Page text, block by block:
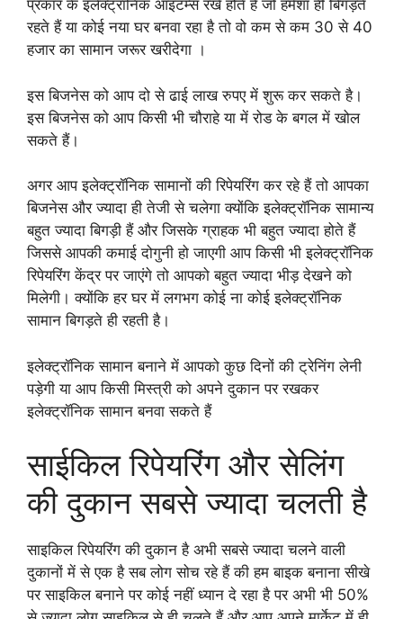
प्रकार के इलेक्ट्रॉनिक आइटम्स रखे होते हैं जो हमेशा ही बिगड़ते
रहते हैं या कोई नया घर बनवा रहा है तो वो कम से कम 30 से 40
हजार का सामान जरूर खरीदेगा ।
इस बिजनेस को आप दो से ढाई लाख रुपए में शुरू कर सकते है।
इस बिजनेस को आप किसी भी चौराहे या में रोड के बगल में खोल
सकते हैं।
अगर आप इलेक्ट्रॉनिक सामानों की रिपेयरिंग कर रहे हैं तो आपका
बिजनेस और ज्यादा ही तेजी से चलेगा क्योंकि इलेक्ट्रॉनिक सामान्य
बहुत ज्यादा बिगड़ी हैं और जिसके ग्राहक भी बहुत ज्यादा होते हैं
जिससे आपकी कमाई दोगुनी हो जाएगी आप किसी भी इलेक्ट्रॉनिक
रिपेयरिंग केंद्र पर जाएंगे तो आपको बहुत ज्यादा भीड़ देखने को
मिलेगी। क्योंकि हर घर में लगभग कोई ना कोई इलेक्ट्रॉनिक
सामान बिगड़ते ही रहती है।
इलेक्ट्रॉनिक सामान बनाने में आपको कुछ दिनों की ट्रेनिंग लेनी
पड़ेगी या आप किसी मिस्त्री को अपने दुकान पर रखकर
इलेक्ट्रॉनिक सामान बनवा सकते हैं
साईकिल रिपेयरिंग और सेलिंग
की दुकान सबसे ज्यादा चलती है
साइकिल रिपेयरिंग की दुकान है अभी सबसे ज्यादा चलने वाली
दुकानों में से एक है सब लोग सोच रहे हैं की हम बाइक बनाना सीखे
पर साइकिल बनाने पर कोई नहीं ध्यान दे रहा है पर अभी भी 50%